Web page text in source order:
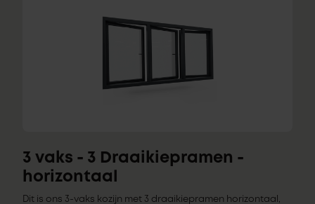
3 vaks - 3 Draaikiepramen -
horizontaal
Dit is ons 3-vaks kozijn met 3 draaikiepramen horizontaal,